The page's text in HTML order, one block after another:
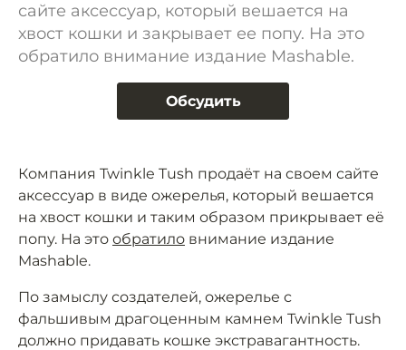
сайте аксессуар, который вешается на
хвост кошки и закрывает ее попу. На это
обратило внимание издание Mashable.
Обсудить
Компания Twinkle Tush продаёт на своем сайте
аксессуар в виде ожерелья, который вешается
на хвост кошки и таким образом прикрывает её
попу. На это обратило внимание издание
Mashable.
По замыслу создателей, ожерелье с
фальшивым драгоценным камнем Twinkle Tush
должно придавать кошке экстравагантность.